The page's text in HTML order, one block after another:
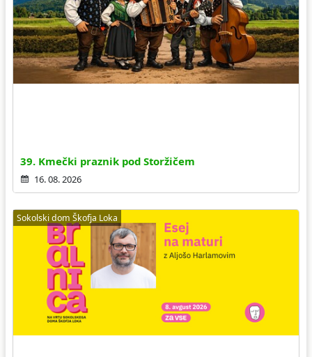
39. Kmečki praznik pod Storžičem
16. 08. 2026
Sokolski dom Škofja Loka